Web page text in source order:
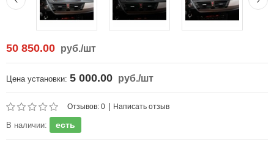
50 850.00 руб./шт
Цена установки: 5 000.00 руб./шт
Отзывов: 0 Написать отзыв
В наличии: есть